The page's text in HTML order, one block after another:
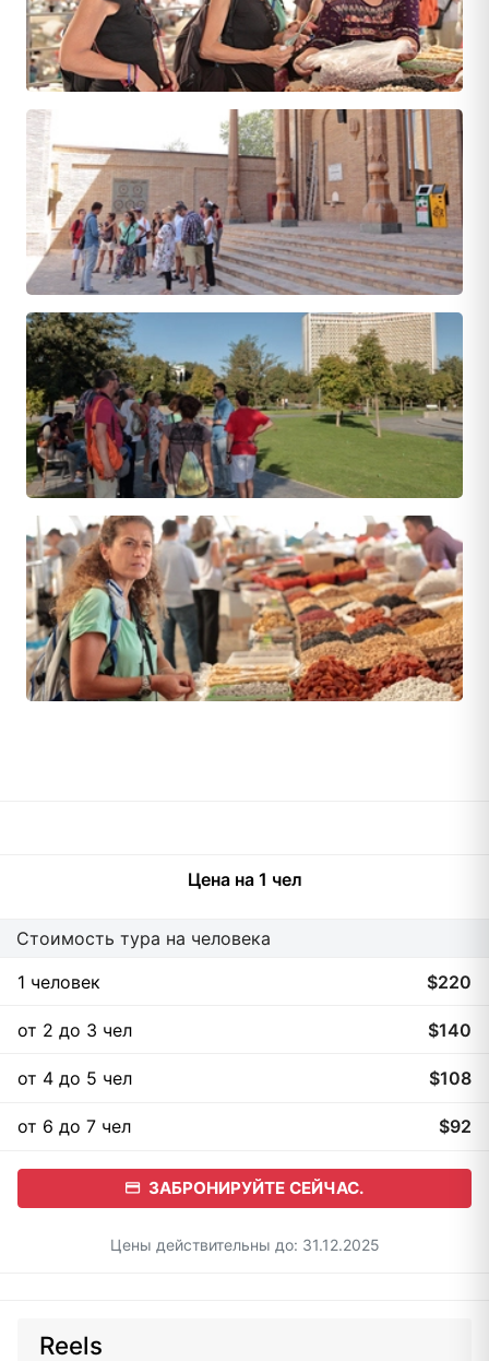
Цена на 1 чел
Стоимость тура на человека
1 человек
$220
от 2 до 3 чел $140
от 4 до 5 чел $108
от 6 до 7 чел $92
ЗАБРОНИРУЙТЕ СЕЙЧАС.
Цены действительны до: 31.12.2025
Reels